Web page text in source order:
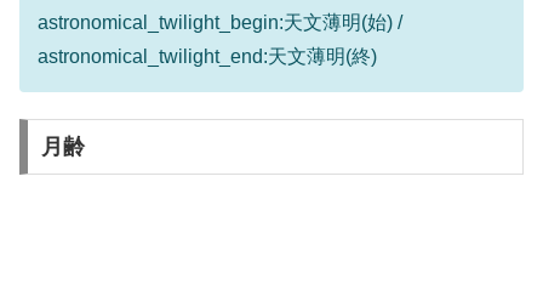
astronomical_twilight_begin:天文薄明(始) /
astronomical_twilight_end:天文薄明(終)
月齢